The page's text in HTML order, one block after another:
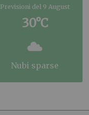
Previsioni del 9 August
30°C
nubi sparse